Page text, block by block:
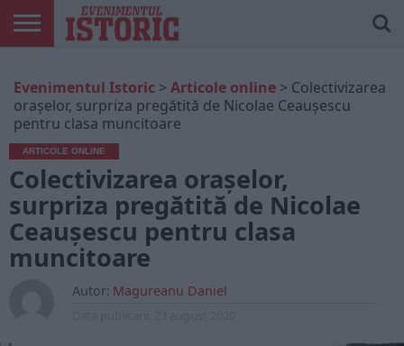
ONLINE
EDIȚII
TIPĂRITE
ISTORIC
PLAY
CONTUL
MEU
Evenimentul Istoric > Articole online > Colectivizarea
oraşelor, surpriza pregătită de Nicolae Ceauşescu
pentru clasa muncitoare
ARTICOLE ONLINE
Colectivizarea oraşelor,
surpriza pregătită de Nicolae
Ceauşescu pentru clasa
muncitoare
Autor: Magureanu Daniel